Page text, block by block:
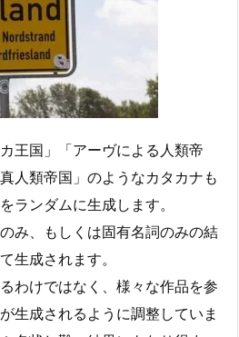
王国」「アーヴによる人類帝
人類帝国」のようなカタカナも
ランダムに生成します。
み、もしくは固有名詞のみの結
生成されます。
わけではなく、様々な作品を参
生成されるように調整していま